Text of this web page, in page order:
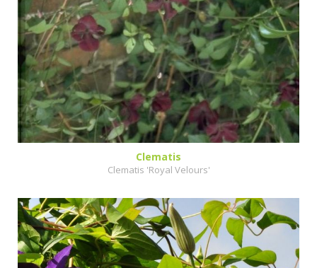
Clematis
Clematis 'Royal Velours'